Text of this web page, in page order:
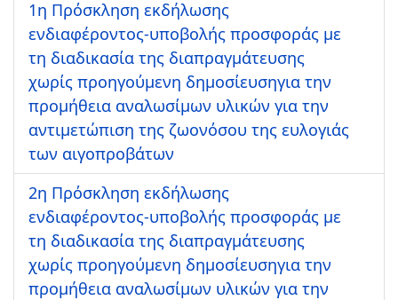
1η Πρόσκληση εκδήλωσης
ενδιαφέροντος-υποβολής προσφοράς με
τη διαδικασία της διαπραγμάτευσης
χωρίς προηγούμενη δημοσίευσηγια την
προμήθεια αναλωσίμων υλικών για την
αντιμετώπιση της ζωονόσου της ευλογιάς
των αιγοπροβάτων
2η Πρόσκληση εκδήλωσης
ενδιαφέροντος-υποβολής προσφοράς με
τη διαδικασία της διαπραγμάτευσης
χωρίς προηγούμενη δημοσίευσηγια την
προμήθεια αναλωσίμων υλικών για την